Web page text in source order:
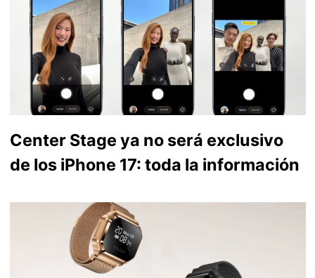
Center Stage ya no será exclusivo
de los iPhone 17: toda la información